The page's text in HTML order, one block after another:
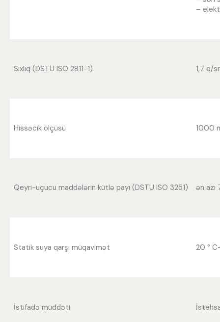
–
Sıxlıq (DSTU ISO 2811-1) 1,7 q/
Hissəcik ölçüsü 1000
Qeyri-uçucu maddələrin kütlə payı (DSTU ISO 3251) ən azı
Statik suya qarşı müqavimət 20 °
İstifadə müddəti